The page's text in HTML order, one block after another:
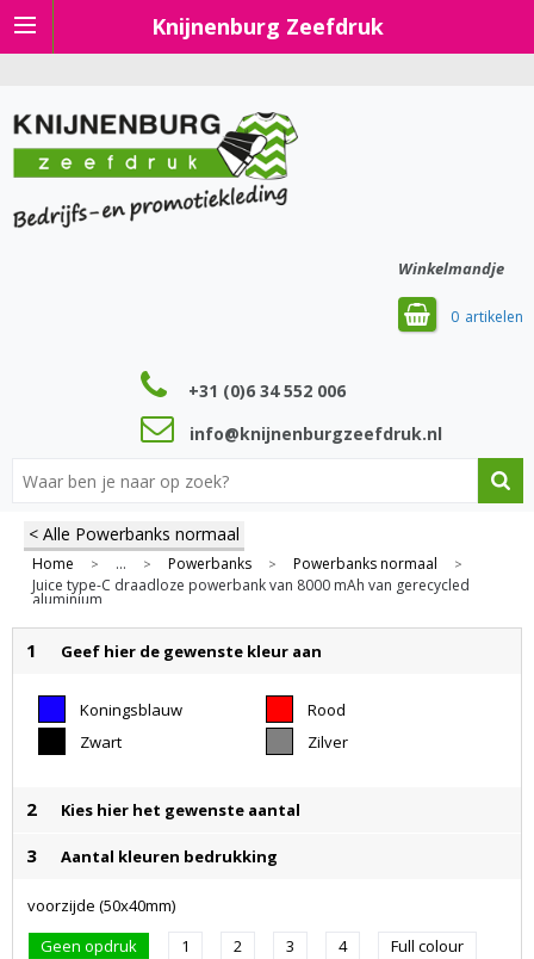
Knijnenburg Zeefdruk
Winkelmandje
0
+31 (0)6 34 552 006
info@knijnenburgzeefdruk.nl
< Alle Powerbanks normaal
Home > ... > Powerbanks > Powerbanks normaal >
Juice type-C draadloze powerbank van 8000 mAh van gerecycled
aluminium
1 Geef hier de gewenste kleur aan
Koningsblauw
Rood
Zwart
Zilver
2 Kies hier het gewenste aantal
3 Aantal kleuren bedrukking
voorzijde (50x40mm)
Geen opdruk
1 2 3 4 Full colour